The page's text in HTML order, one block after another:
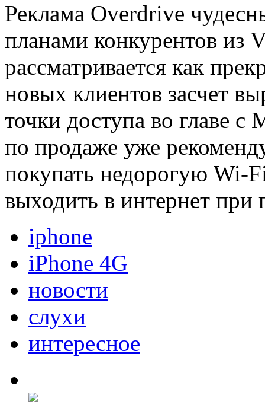
Реклама Overdrive
планами конкурентов из
рассматривается как
новых клиентов засчет
точки доступа во главе
по продаже уже
покупать недорогую Wi-
выходить в интернет
iphone
iPhone 4G
новости
слухи
интересное